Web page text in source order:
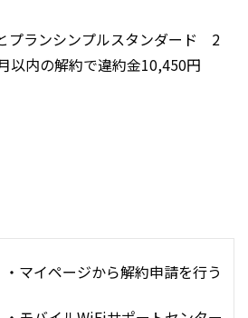
ランシンプルスタンダード 2
以内の解約で違約金10,450円
イページから解約申請を行う